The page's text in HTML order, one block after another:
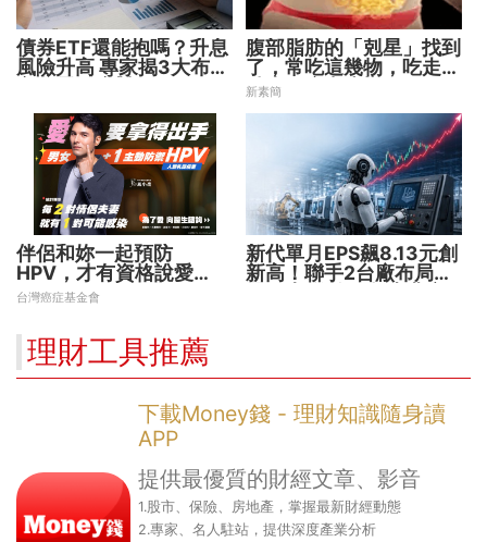
債券ETF還能抱嗎？升息
風險升高 專家揭3大布局
腹部脂肪的「剋星」找到
了，常吃這幾物，吃走大
肚囊，瘦出小蠻腰
新素簡
伴侶和妳一起預防
HPV，才有資格說愛
妳！
台灣癌症基金會
新代單月EPS飆8.13元創
新高！聯手2台廠布局機
理財工具推薦
下載Money錢 - 理財知識隨身讀
APP
提供最優質的財經文章、影音
1.股市、保險、房地產，掌握最新財經動態
2.專家、名人駐站，提供深度產業分析